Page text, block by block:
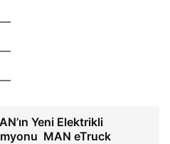
Yeni Elektrikli
MAN eTruck